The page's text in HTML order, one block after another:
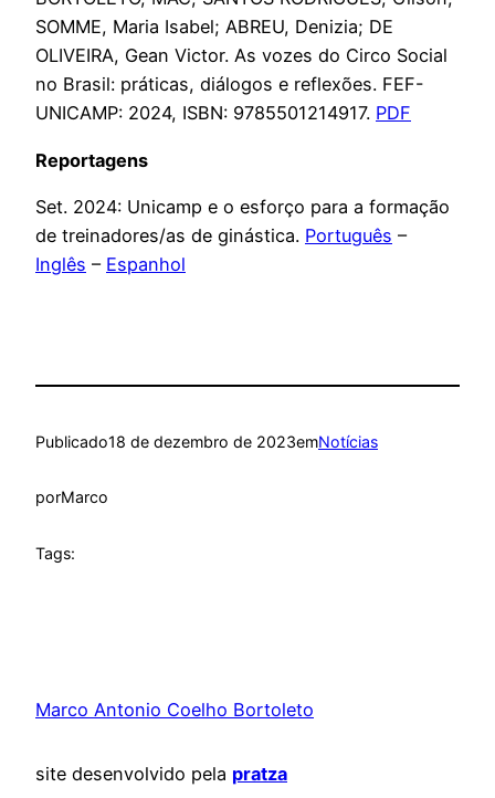
SOMME, Maria Isabel; ABREU, Denizia; DE
OLIVEIRA, Gean Victor. As vozes do Circo Social
no Brasil: práticas, diálogos e reflexões. FEF-
UNICAMP: 2024, ISBN: 9785501214917. PDF
Reportagens
Set. 2024: Unicamp e o esforço para a formação
de treinadores/as de ginástica. Português –
Inglês – Espanhol
Publicado18 de dezembro de 2023emNotícias
porMarco
Tags:
Marco Antonio Coelho Bortoleto
site desenvolvido pela pratza